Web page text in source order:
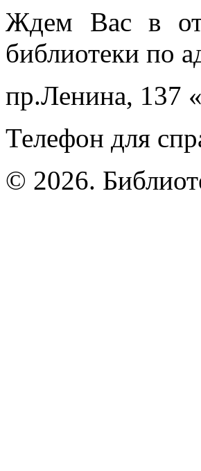
Ждем Вас в
библиотеки по
пр.Ленина, 137
Телефон для
© 2026.